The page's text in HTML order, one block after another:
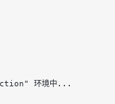
环境中...